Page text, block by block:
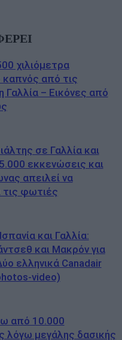
χιλιόμετρα
καπνός από τις
– Eικόνες από
σε Γαλλία και
εκκενώσεις και
απειλεί να
φωτιές
και Γαλλία:
και Μακρόν για
ελληνικά Canadair
video)
από 10.000
λόγω μεγάλης δασικής